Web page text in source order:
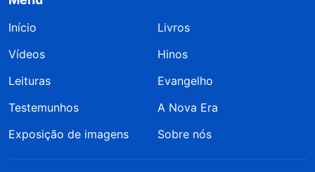
Início
Livros
Vídeos
Hinos
Leituras
Evangelho
Testemunhos
A Nova Era
Exposição de imagens
Sobre nós